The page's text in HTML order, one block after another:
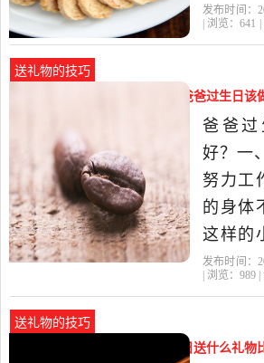
在每一
送礼物
难！ 不
什么，
总会送
发布时间：
| 浏览：641
送礼物的技巧
爸爸过生日准备什么礼物好（爸爸过生日该
爸爸
好？一
努力工
的身体
这样的
生日
像家庭
发布时间：
| 浏览： 989
送礼物的技巧
爸爸生日做什么礼物（爸爸生日送什么礼物